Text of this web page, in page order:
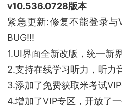
v10.536.0728版本
紧急更新:修复不能登录与
BUG!!!
1.UI界面全新改版，统一新界
2.支持在线学习听力，听力
3.添加了免费获取米考试VIP
4.增加了VIP专区，开放了一